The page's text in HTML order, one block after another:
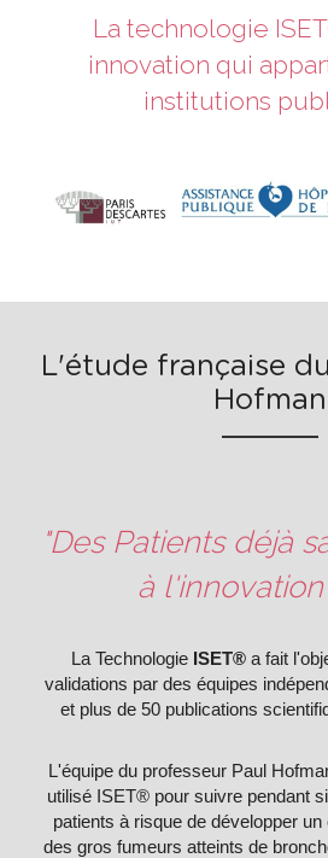
La technologie
innovation qui
institutions
L'étude française
Hofman
"Des Patients déjà
à l'innovation
La Technologie ISET® a fait
validations par des équipes
et plus de 50 publications
L'équipe du professeur Paul
utilisé ISET® pour suivre pendant
patients à risque de développer
des gros fumeurs atteints de